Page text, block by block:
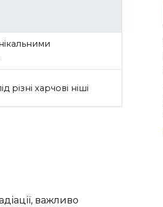
різні харчові ніші
важливо